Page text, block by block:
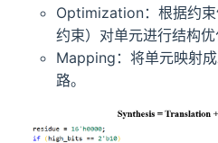
Optimization：根据约
约束）对单元进行结构优
Mapping：将单元映射
路。